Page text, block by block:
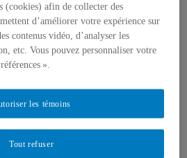
(cookies) afin de collecter des
d’améliorer votre expérience sur
contenus vidéo, d’analyser les
etc. Vous pouvez personnaliser votre
».
Tout refuser
les témoins